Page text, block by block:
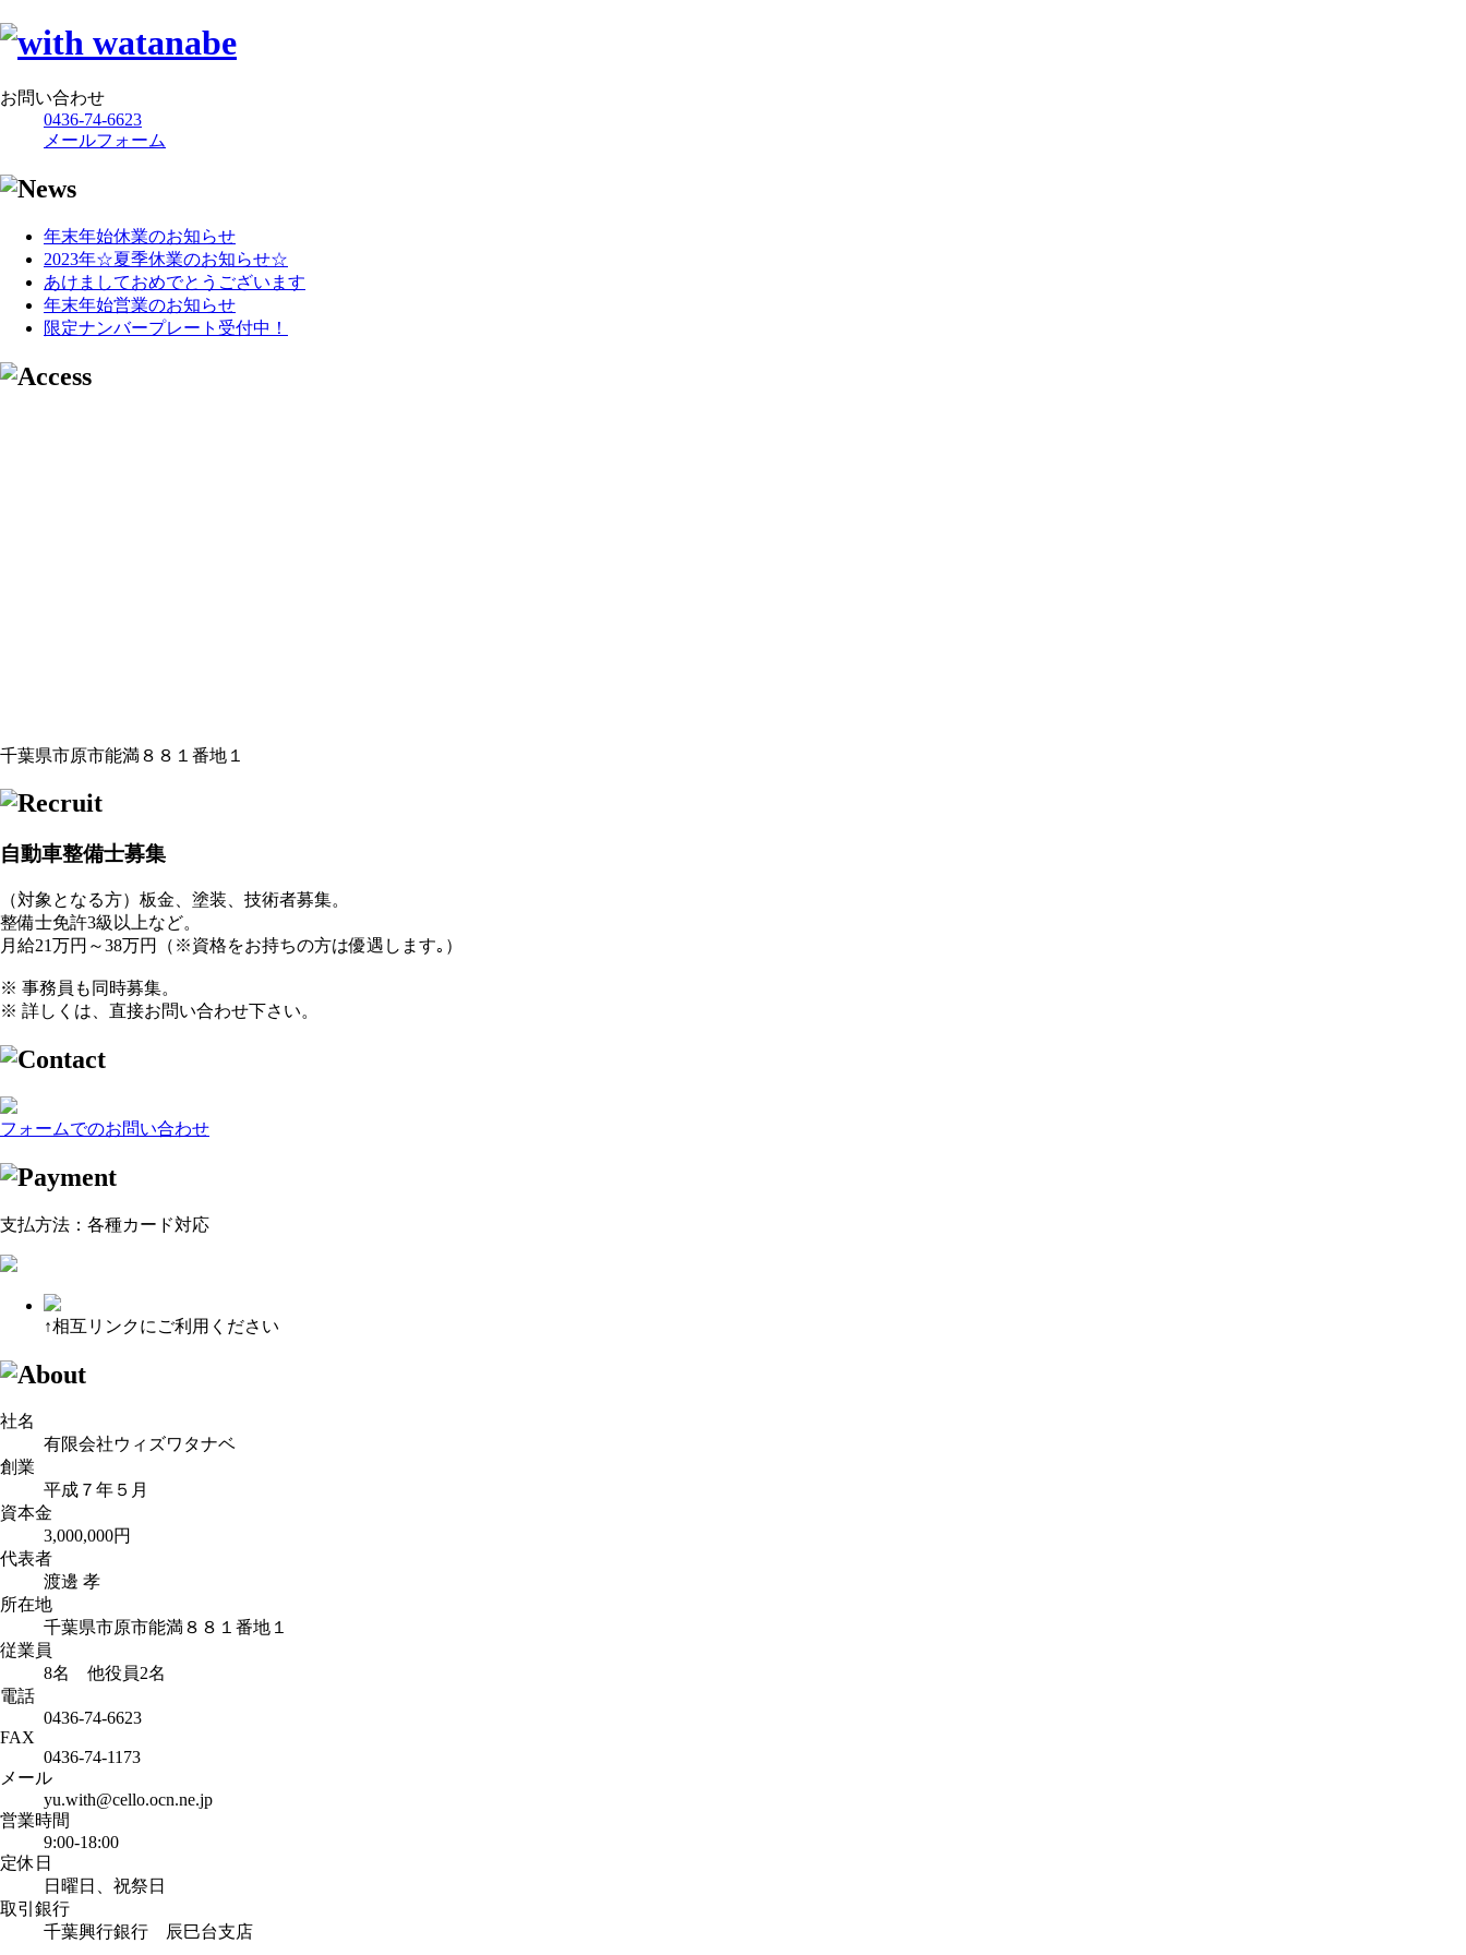
お問い合わせ
0436-74-6623
メールフォーム
年末年始休業のお知らせ
2023年☆夏季休業のお知らせ☆
あけましておめでとうございます
年末年始営業のお知らせ
限定ナンバープレート受付中！
千葉県市原市能満８８１番地１
自動車整備士募集
（対象となる方）板金、塗装、技術者募集。
整備士免許3級以上など。
月給21万円～38万円（※資格をお持ちの方は優遇します｡）
※ 事務員も同時募集。
※ 詳しくは、直接お問い合わせ下さい。
フォームでのお問い合わせ
支払方法：各種カード対応
↑相互リンクにご利用ください
社名
有限会社ウィズワタナベ
創業
平成７年５月
資本金
3,000,000円
代表者
渡邊 孝
所在地
千葉県市原市能満８８１番地１
従業員
8名 他役員2名
電話
0436-74-6623
FAX
0436-74-1173
メール
yu.with@cello.ocn.ne.jp
営業時間
9:00-18:00
定休日
日曜日、祝祭日
取引銀行
千葉興行銀行 辰巳台支店